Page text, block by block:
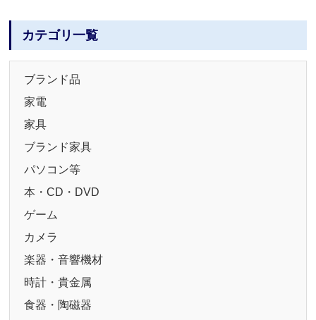
カテゴリ一覧
ブランド品
家電
家具
ブランド家具
パソコン等
本・CD・DVD
ゲーム
カメラ
楽器・音響機材
時計・貴金属
食器・陶磁器